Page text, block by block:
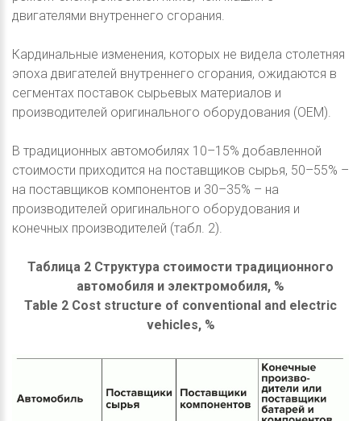
двигателями внутреннего сгорания.
Кардинальные изменения, которых не видела столетняя
эпоха двигателей внутреннего сгорания, ожидаются в
сегментах поставок сырьевых материалов и
производителей оригинального оборудования (OEM).
В традиционных автомобилях 10–15% добавленной
стоимости приходится на поставщиков сырья, 50–55% –
на поставщиков компонентов и 30–35% – на
производителей оригинального оборудования и
конечных производителей (табл. 2).
Таблица 2 Структура стоимости традиционного
автомобиля и электромобиля, %
Table 2 Cost structure of conventional and electric
vehicles, %